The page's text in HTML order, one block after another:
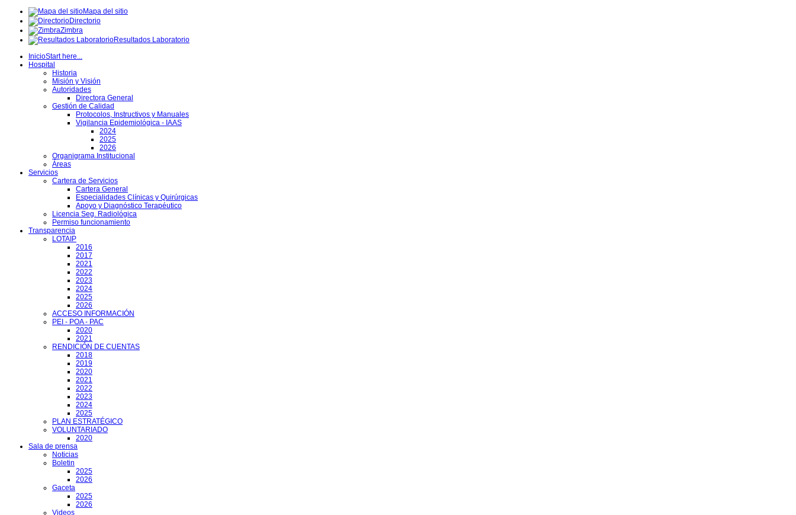
Mapa del sitio
Directorio
Zimbra
Resultados Laboratorio
InicioStart here...
Hospital
Historia
Misión y Visión
Autoridades
Directora General
Gestión de Calidad
Protocolos, Instructivos y Manuales
Vigilancia Epidemiológica - IAAS
2024
2025
2026
Organigrama Institucional
Áreas
Servicios
Cartera de Servicios
Cartera General
Especialidades Clínicas y Quirúrgicas
Apoyo y Diagnóstico Terapéutico
Licencia Seg. Radiológica
Permiso funcionamiento
Transparencia
LOTAIP
2016
2017
2021
2022
2023
2024
2025
2026
ACCESO INFORMACIÓN
PEI - POA - PAC
2020
2021
RENDICIÓN DE CUENTAS
2018
2019
2020
2021
2022
2023
2024
2025
PLAN ESTRATÉGICO
VOLUNTARIADO
2020
Sala de prensa
Noticias
Boletin
2025
2026
Gaceta
2025
2026
Videos